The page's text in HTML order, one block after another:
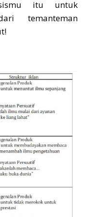
itu untuk
temanteman